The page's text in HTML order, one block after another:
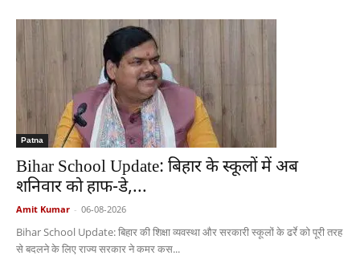
Patna
Bihar School Update: बिहार के स्कूलों में अब
शनिवार को हाफ-डे,...
Amit Kumar - 06-08-2026
Bihar School Update: बिहार की शिक्षा व्यवस्था और सरकारी स्कूलों के ढर्रे को पूरी तरह
से बदलने के लिए राज्य सरकार ने कमर कस...